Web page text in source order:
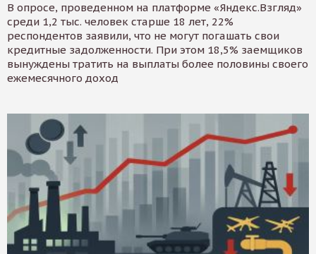
В опросе, проведенном на платформе «Яндекс.Взгляд»
среди 1,2 тыс. человек старше 18 лет, 22%
респондентов заявили, что не могут погашать свои
кредитные задолженности. При этом 18,5% заемщиков
вынуждены тратить на выплаты более половины своего
ежемесячного доход